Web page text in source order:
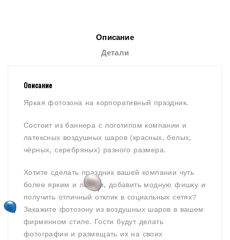
Описание
Детали
Описание
Яркая фотозона на корпоративный праздник.
Состоит из баннера с логотипом компании и
латексных воздушных шаров (красных, белых,
чёрных, серебряных) разного размера.
Хотите сделать праздник вашей компании чуть
более ярким и лёгким, добавить модную фишку и
получить отличный отклик в социальных сетях?
Закажите фотозону из воздушных шаров в вашем
фирменном стиле. Гости будут делать
фотографии и размещать их на своих